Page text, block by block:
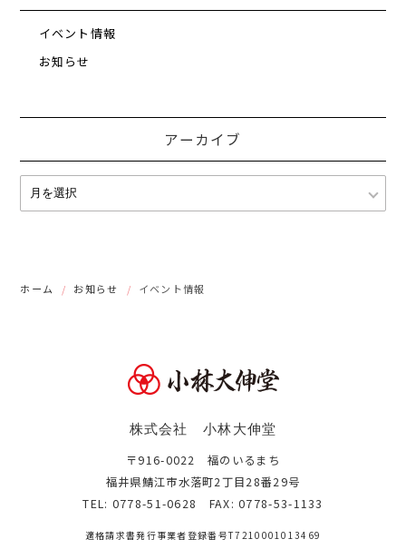
イベント情報
お知らせ
アーカイブ
ホーム お知らせ イベント情報
株式会社 小林大伸堂
〒916-0022 福のいるまち
福井県鯖江市水落町2丁目28番29号
TEL: 0778-51-0628 FAX: 0778-53-1133
適格請求書発行事業者登録番号T7210001013469